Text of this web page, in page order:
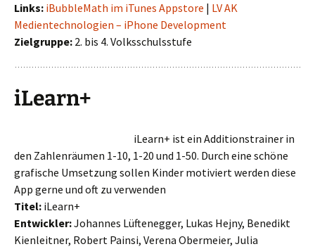
Links: iBubbleMath im iTunes Appstore | LV AK
Medientechnologien – iPhone Development
Zielgruppe: 2. bis 4. Volksschulsstufe
iLearn+
iLearn+ ist ein Additionstrainer in
den Zahlenräumen 1-10, 1-20 und 1-50. Durch eine schöne
grafische Umsetzung sollen Kinder motiviert werden diese
App gerne und oft zu verwenden
Titel: iLearn+
Entwickler:Johannes Lüftenegger, Lukas Hejny, Benedikt
Kienleitner, Robert Painsi, Verena Obermeier, Julia